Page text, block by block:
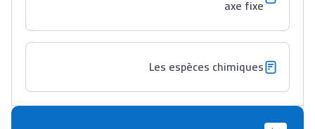
Interviews/Vidéos
axe fixe
Les espèces chimiques